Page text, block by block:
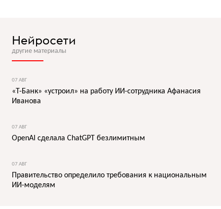
Нейросети
другие материалы
07 АВГ
«Т-Банк» «устроил» на работу ИИ-сотрудника Афанасия
Иванова
07 АВГ
OpenAI сделала ChatGPT безлимитным
07 АВГ
Правительство определило требования к национальным
ИИ-моделям